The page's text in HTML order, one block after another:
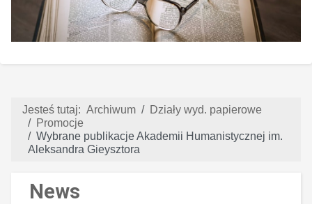
Jesteś tutaj: Archiwum
Działy wyd. papierowe
Promocje
Wybrane publikacje Akademii Humanistycznej im.
Aleksandra Gieysztora
News